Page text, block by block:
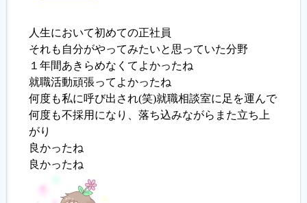
各種セミナー
履歴書ジェネレーター
人生において初めての正社員
それも自分がやってみたいと思っていた分野
１年間あきらめなくてよかったね
就職活動頑張ってよかったね
何度も私に呼び出され(笑)就職相談室に足を運んで
何度も不採用になり、落ち込みながらまた立ち上
がり
良かったね
良かったね